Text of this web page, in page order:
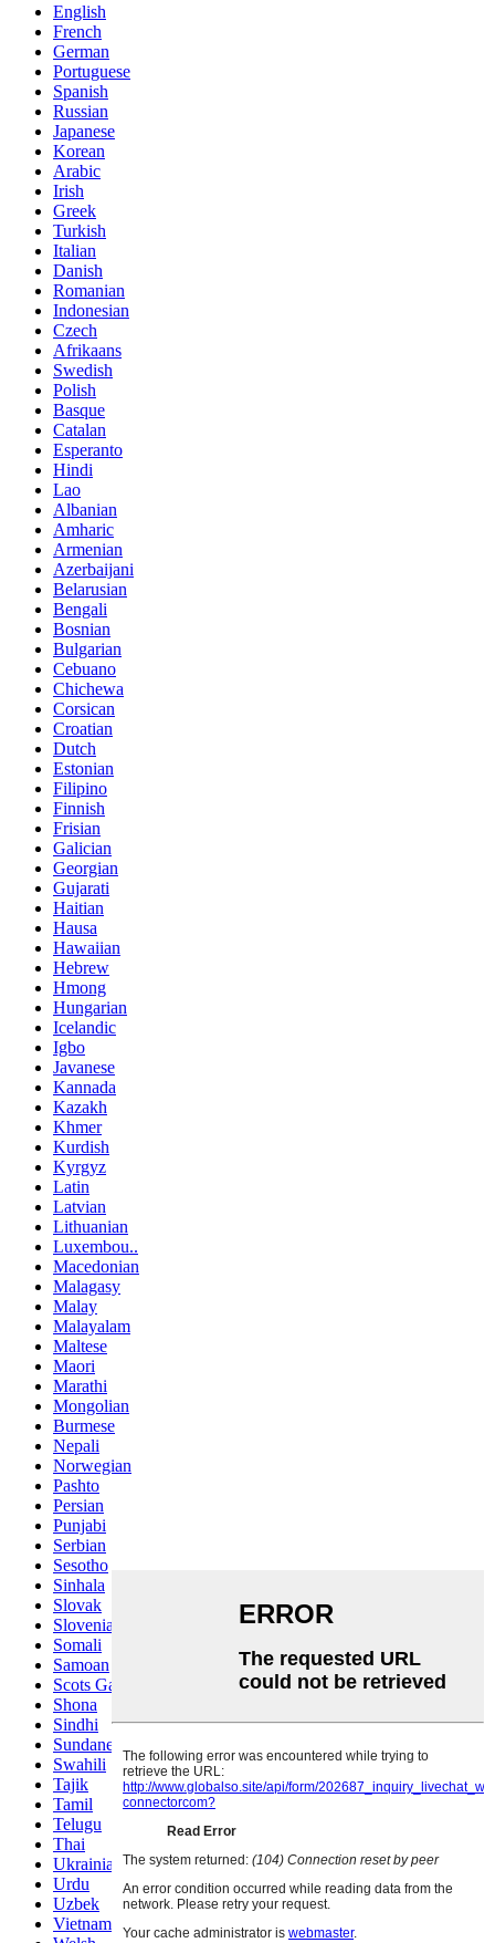
English
French
German
Portuguese
Spanish
Russian
Japanese
Korean
Arabic
Irish
Greek
Turkish
Italian
Danish
Romanian
Indonesian
Czech
Afrikaans
Swedish
Polish
Basque
Catalan
Esperanto
Hindi
Lao
Albanian
Amharic
Armenian
Azerbaijani
Belarusian
Bengali
Bosnian
Bulgarian
Cebuano
Chichewa
Corsican
Croatian
Dutch
Estonian
Filipino
Finnish
Frisian
Galician
Georgian
Gujarati
Haitian
Hausa
Hawaiian
Hebrew
Hmong
Hungarian
Icelandic
Igbo
Javanese
Kannada
Kazakh
Khmer
Kurdish
Kyrgyz
Latin
Latvian
Lithuanian
Luxembou..
Macedonian
Malagasy
Malay
Malayalam
Maltese
Maori
Marathi
Mongolian
Burmese
Nepali
Norwegian
Pashto
Persian
Punjabi
Serbian
Sesotho
Sinhala
Slovak
Slovenian
Somali
Samoan
Scots Gaelic
Shona
Sindhi
Sundanese
Swahili
Tajik
Tamil
Telugu
Thai
Ukrainian
Urdu
Uzbek
Vietnamese